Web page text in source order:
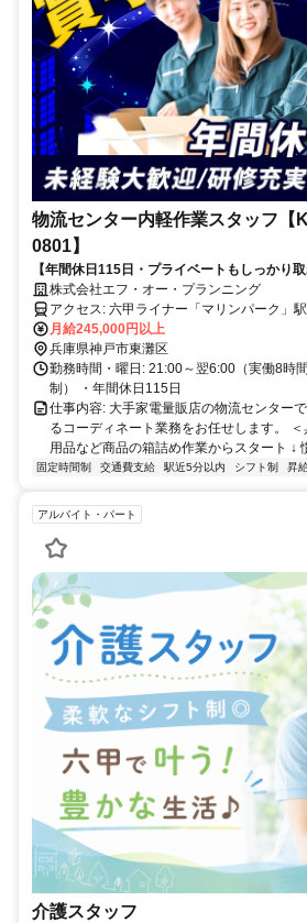
物流センター内軽作業スタッフ【
0801】
【年間休日115日・プライベートもしっかり
年1回＆賞与年2回あり／駅チカ！マリンパー
がら成長もできる物流ワーク
株式会社エフ・オー・プランニング
アクセス: 六甲ライナー「マリンパーク
月給245,000円以上
兵庫県神戸市東灘区
勤務時間・曜日: 21:00～翌6:00（実働8時
制） ・年間休日115日
仕事内容: 大手家電量販店の物流センター
るコーディネート業務をお任せします。
用品など商品の箱詰め作業からスタート ↓
固定時間制 交通費支給 駅近5分以内 シフト制 昇
アルバイト・パート
介護スタッフ